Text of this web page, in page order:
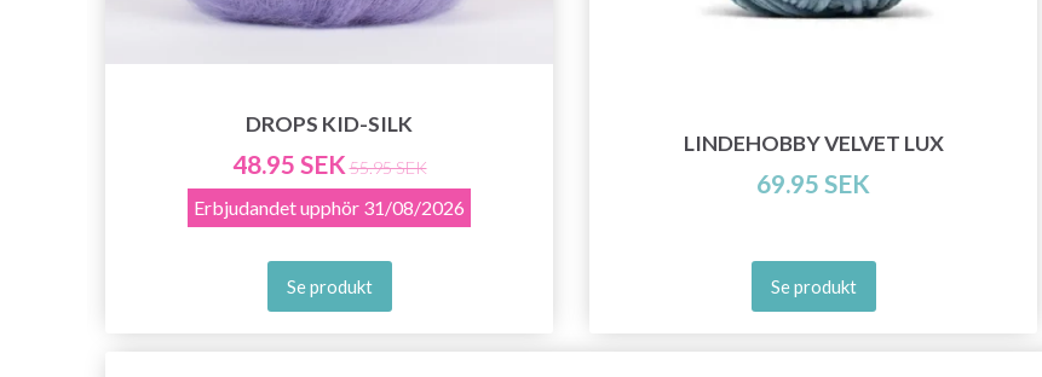
DROPS KID-SILK
48.95 SEK 55.95 SEK
Erbjudandet upphör 31/08/2026
Se produkt
LINDEHOBBY VELVET LUX
69.95 SEK
Se produkt